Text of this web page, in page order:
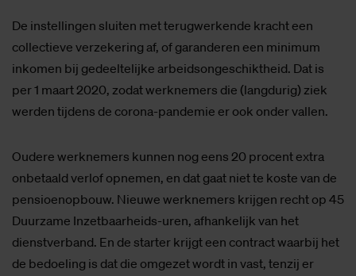
De instellingen sluiten met terugwerkende kracht een
collectieve verzekering af, of garanderen een minimum
inkomen bij gedeeltelijke arbeidsongeschiktheid. Dat is
per 1 maart 2020, zodat werknemers die (langdurig) ziek
werden tijdens de corona-pandemie er ook onder vallen.
Oudere werknemers kunnen nog eens 20 procent extra
onbetaald verlof opnemen, en dat gaat niet te koste van de
pensioenopbouw. Nieuwe werknemers krijgen recht op 45
Duurzame Inzetbaarheids-uren, afhankelijk van het
dienstverband. En de starter krijgt een contract waarbij het
de bedoeling is dat die omgezet wordt in vast, tenzij er